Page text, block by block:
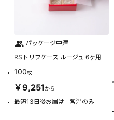
パッケージ中澤
RSトリフケース ルージュ 6ヶ用
100枚
￥9,251から
最短13日後お届け 常温のみ